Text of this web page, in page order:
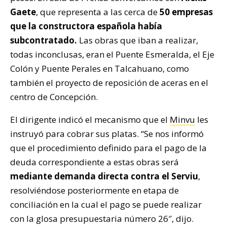
Gaete, que representa a las cerca de50 empresas
que la constructora española había
subcontratado. Las obras que iban a realizar,
todas inconclusas, eran el Puente Esmeralda, el Eje
Colón y Puente Perales en Talcahuano, como
también el proyecto de reposición de aceras en el
centro de Concepción.
El dirigente indicó el mecanismo que el Minvu les
instruyó para cobrar sus platas. “Se nos informó
que el procedimiento definido para el pago de la
deuda correspondiente a estas obras será
mediante demanda directa contra el Serviu,
resolviéndose posteriormente en etapa de
conciliación en la cual el pago se puede realizar
con la glosa presupuestaria número 26″, dijo.